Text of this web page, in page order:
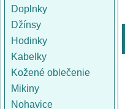
Doplnky
Džínsy
Hodinky
Kabelky
Kožené oblečenie
Mikiny
Nohavice